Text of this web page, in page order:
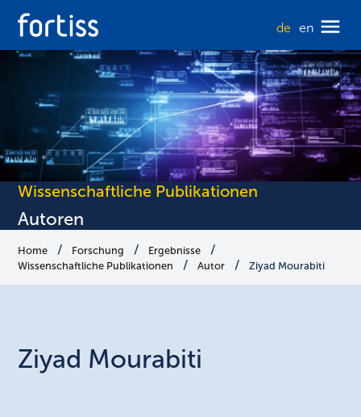
de en
Wissenschaftliche Publikationen
Autoren
Home Forschung
Ergebnisse
Wissenschaftliche Publikationen
Autor Ziyad Mourabiti
Ziyad Mourabiti